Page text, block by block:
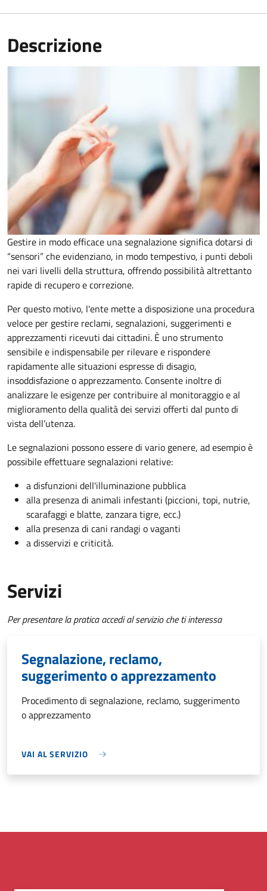
Descrizione
Gestire in modo efficace una segnalazione significa dotarsi di
“sensori” che evidenziano, in modo tempestivo, i punti deboli
nei vari livelli della struttura, offrendo possibilità altrettanto
rapide di recupero e correzione.
Per questo motivo, l'ente mette a disposizione una procedura
veloce per gestire reclami, segnalazioni, suggerimenti e
apprezzamenti ricevuti dai cittadini. È uno strumento
sensibile e indispensabile per rilevare e rispondere
rapidamente alle situazioni espresse di disagio,
insoddisfazione o apprezzamento. Consente inoltre di
analizzare le esigenze per contribuire al monitoraggio e al
miglioramento della qualità dei servizi offerti dal punto di
vista dell’utenza.
Le segnalazioni possono essere di vario genere, ad esempio è
possibile effettuare segnalazioni relative:
a disfunzioni dell'illuminazione pubblica
alla presenza di animali infestanti (piccioni, topi, nutrie,
scarafaggi e blatte, zanzara tigre, ecc.)
alla presenza di cani randagi o vaganti
a disservizi e criticità.
Servizi
Per presentare la pratica accedi al servizio che ti interessa
Segnalazione, reclamo,
suggerimento o apprezzamento
Procedimento di segnalazione, reclamo, suggerimento
o apprezzamento
VAI AL SERVIZIO